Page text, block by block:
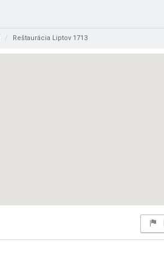
/ Reštaurácia Liptov 1713